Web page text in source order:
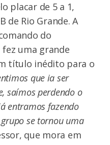
placar de 5 a 1,
de Rio Grande. A
do
uma grande
título inédito para o
que ia ser
saímos perdendo o
entramos fazendo
se tornou uma
que mora em